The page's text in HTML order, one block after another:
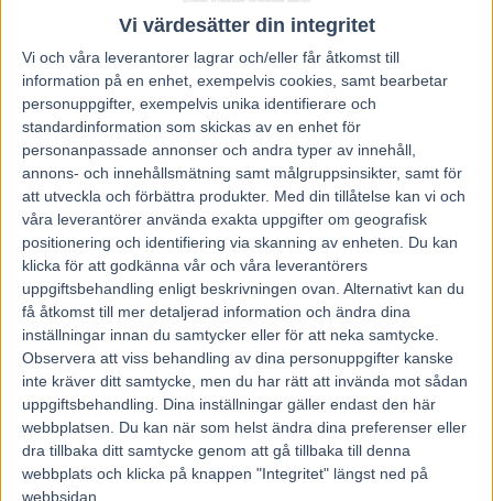
Vi värdesätter din integritet
Vi och våra leverantorer lagrar och/eller får åtkomst till
information på en enhet, exempelvis cookies, samt bearbetar
personuppgifter, exempelvis unika identifierare och
standardinformation som skickas av en enhet för
personanpassade annonser och andra typer av innehåll,
annons- och innehållsmätning samt målgruppsinsikter, samt för
att utveckla och förbättra produkter. Med din tillåtelse kan vi och
våra leverantörer använda exakta uppgifter om geografisk
positionering och identifiering via skanning av enheten. Du kan
klicka för att godkänna vår och våra leverantörers
uppgiftsbehandling enligt beskrivningen ovan. Alternativt kan du
få åtkomst till mer detaljerad information och ändra dina
inställningar innan du samtycker eller för att neka samtycke.
Observera att viss behandling av dina personuppgifter kanske
inte kräver ditt samtycke, men du har rätt att invända mot sådan
uppgiftsbehandling. Dina inställningar gäller endast den här
webbplatsen. Du kan när som helst ändra dina preferenser eller
dra tillbaka ditt samtycke genom att gå tillbaka till denna
webbplats och klicka på knappen "Integritet" längst ned på
webbsidan.
Slåss om segern
I sin senaste start så slutade Imperatur Am tvåa efter
stallkamraten Orlando Young. Förvånande för många och
även för tränaren.
– Jag får väl ta på mig lite av den förlusten. Jag körde för
sakta i ledningen och vi fick stryk på speed. Imperatur Am
är mer stark än snabb än så länge och kan inte växla tempo
så snabbt. Hästen kändes bra och jag är fortsatt nöjd med
honom.
På lördag ställs Imperatur mot flera namnkunniga
konkurrenter, vilket Gundersen har respekt för, men räknar
med att hans häst slåss om segern.
– Jag har en bra häst som visat att han har kapacitet att
slåss mot tufft motstånd och då brukar det även bli tempo
på loppen och det gynnar honom. Nu har några av de på